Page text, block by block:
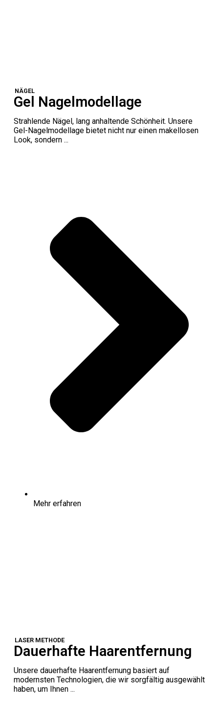
NÄGEL
Gel Nagelmodellage
Strahlende Nägel, lang anhaltende Schönheit. Unsere
Gel-Nagelmodellage bietet nicht nur einen makellosen
Look, sondern ...
Mehr erfahren
LASER METHODE
Dauerhafte Haarentfernung
Unsere dauerhafte Haarentfernung basiert auf
modernsten Technologien, die wir sorgfältig ausgewählt
haben, um Ihnen ...